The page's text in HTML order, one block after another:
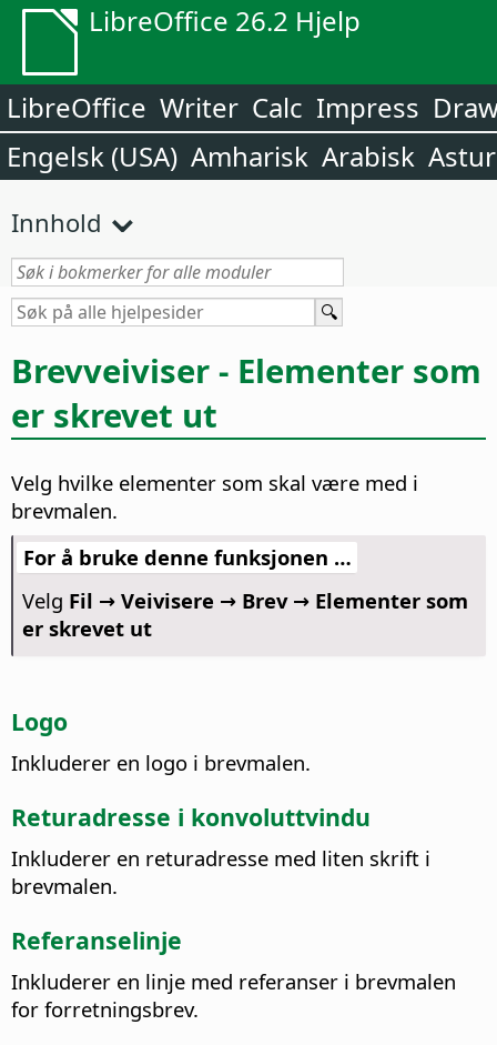
LibreOffice 26.2 Hjelp
LibreOffice Writer Calc Impress
Engelsk (USA) Amharisk Arabisk
Innhold
Brevveiviser - Elementer som
er skrevet ut
Velg hvilke elementer som skal være med i
brevmalen.
For å bruke denne funksjonen …
Velg Fil → Veivisere → Brev → Elementer som
er skrevet ut
Logo
Inkluderer en logo i brevmalen.
Returadresse i konvoluttvindu
Inkluderer en returadresse med liten skrift i
brevmalen.
Referanselinje
Inkluderer en linje med referanser i brevmalen
for forretningsbrev.